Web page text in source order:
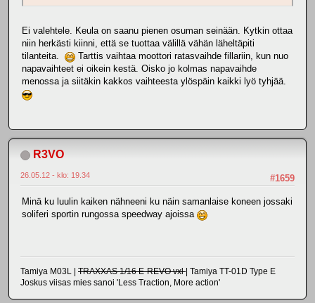
Ei valehtele. Keula on saanu pienen osuman seinään. Kytkin ottaa
niin herkästi kiinni, että se tuottaa välillä vähän läheltäpiti
tilanteita.
Tarttis vaihtaa moottori ratasvaihde fillariin, kun nuo
napavaihteet ei oikein kestä. Oisko jo kolmas napavaihde
menossa ja siitäkin kakkos vaihteesta ylöspäin kaikki lyö tyhjää.
R3VO
#1659
26.05.12 - klo: 19.34
Minä ku luulin kaiken nähneeni ku näin samanlaise koneen jossaki
soliferi sportin rungossa speedway ajoissa
Tamiya M03L | TRAXXAS 1/16 E-REVO vxl | Tamiya TT-01D Type E
Joskus viisas mies sanoi 'Less Traction, More action'